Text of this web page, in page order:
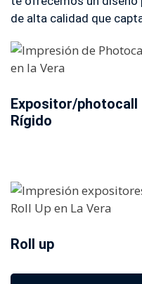
de alta calidad que
Expositor/photocall
Rígido
Roll up